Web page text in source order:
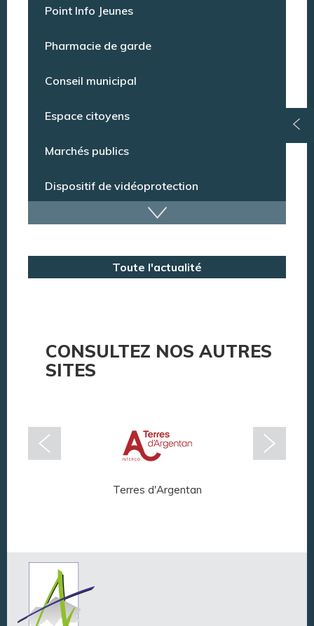
Offres d’emploi
Point Info Jeunes
Pharmacie de garde
Conseil municipal
Espace citoyens
Marchés publics
Dispositif de vidéoprotection
Annuaire des services
Toute l'actualité
CONSULTEZ NOS AUTRES
SITES
Terres d'Argentan